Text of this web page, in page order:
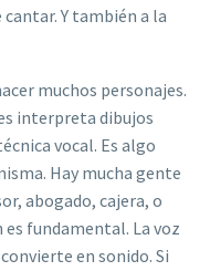
Y también a la
muchos personajes.
interpreta dibujos
vocal. Es algo
Hay mucha gente
abogado, cajera, o
fundamental. La voz
en sonido. Si